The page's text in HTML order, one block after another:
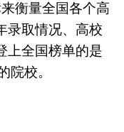
衡量全国各个高
录取情况、高校
上全国榜单的是
院校。